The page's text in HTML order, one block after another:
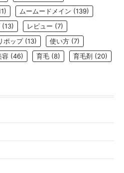
ムームードメイン (139)
(13) レビュー (7)
ポップ(13) 使い方 (7)
容 (46) 育毛 (8) 育毛剤 (20)